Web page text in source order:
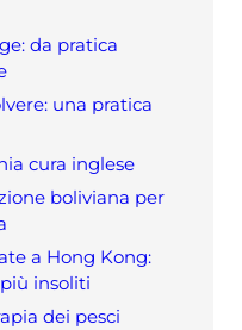
da pratica
una pratica
cura inglese
boliviana per
a Hong Kong:
insoliti
dei pesci